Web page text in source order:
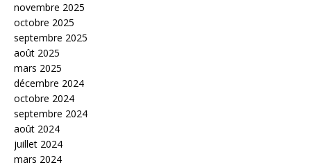
novembre 2025
octobre 2025
septembre 2025
août 2025
mars 2025
décembre 2024
octobre 2024
septembre 2024
août 2024
juillet 2024
mars 2024